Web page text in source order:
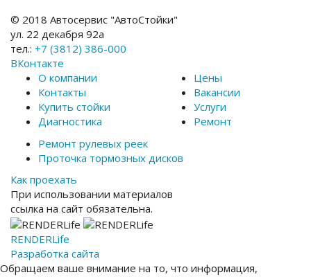
© 2018 Автосервис "АвтоСтойки"
ул. 22 декабря 92а
тел.: +7 (3812) 386-000
ВКонтакте
О компании
Контакты
Купить стойки
Диагностика
Цены
Вакансии
Услуги
Ремонт
Ремонт рулевых реек
Проточка тормозных дисков
Как проехать
При использовании материалов
ссылка на сайт обязательна.
RENDERLife
Разработка сайта
Обращаем ваше внимание на то, что информация,